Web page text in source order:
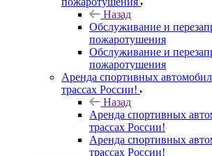
Назад
Обслуживание и
пожаротушения
Обслуживание и
пожаротушения
Аренда спортивных
трассах России!
Назад
Аренда спортивных
трассах России!
Аренда спортивных
трассах России!